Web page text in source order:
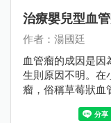
治療嬰兒型血
作者：湯國廷
血管瘤的成因是因
生則原因不明。在
瘤，俗稱草莓狀血